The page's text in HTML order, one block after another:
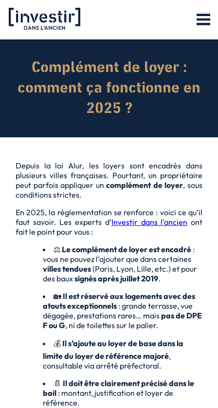
Complément de loyer :
comment ça fonctionne en
2025 ?
Depuis la loi Alur, les loyers sont encadrés dans
plusieurs villes françaises. Pourtant, un propriétaire
peut parfois appliquer uncomplément de loyer, sous
conditions strictes.
En 2025, la réglementation se renforce : voici ce qu’il
faut savoir. Les experts d’Investir dans l’ancien ont
fait le point pour vous :
⚖️ Le complément de loyer est encadré :
vous ne pouvez l’ajouter que dans certaines
villes tendues(Paris, Lyon, Lille, etc.) et pour
des bauxsignés après juillet 2019.
🏡 Il est réservé aux logements avec des
atouts exceptionnels : grande terrasse, vue
dégagée, prestations rares… maispas de DPE
F ou G, ni de toilettes sur le palier.
💰 Il s’ajoute au loyer de base dans la
limite du loyer de référence majoré,
consultable via arrêté préfectoral.
📄 Il doit être clairement précisé dans le
bail : montant, justification et loyer de
référence.